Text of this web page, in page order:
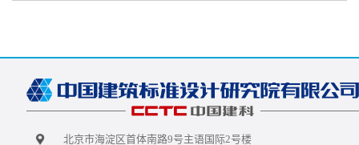
北京市海淀区首体南路9号主语国际2号楼